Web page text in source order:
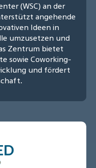
(WSC) an der
angehende
Ideen in
umzusetzen und
Zentrum bietet
sowie Coworking-
und fördert